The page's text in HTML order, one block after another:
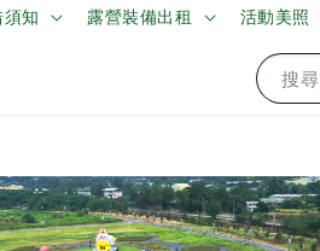
搜尋
須知 露營裝備出租 活動美照